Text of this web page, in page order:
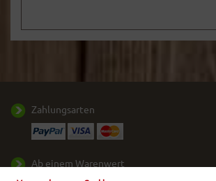
Zahlungsarten
Ab einem Warenwert
50,- € liefern wir